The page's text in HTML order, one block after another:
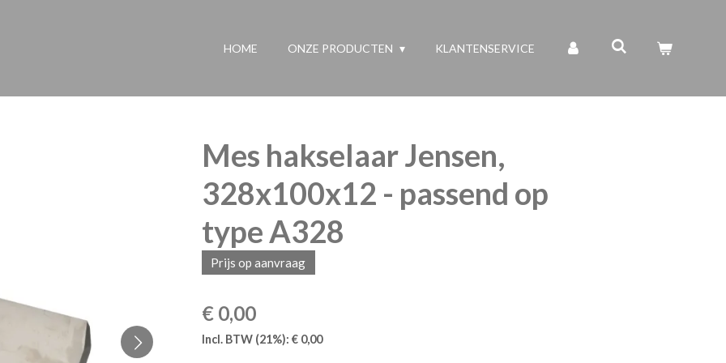
HOME ONZE PRODUCTEN KLANTENSERVICE
Mes hakselaar Jensen,
328x100x12 - passend op
type A328
Prijs op aanvraag
€ 0,00
Incl. BTW (21%): € 0,00